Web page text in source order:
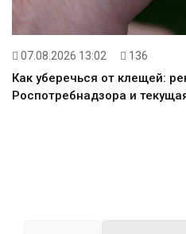
07.08.2026 13:02 136
Как уберечься от клещей:
Роспотребнадзора и